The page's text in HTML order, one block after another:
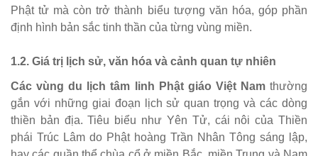
Phật tử mà còn trở thành biểu tượng văn hóa, góp phần
định hình bản sắc tinh thần của từng vùng miền.
1.2. Giá trị lịch sử, văn hóa và cảnh quan tự nhiên
Các vùng du lịch tâm linh Phật giáo Việt Namthường
gắn với những giai đoạn lịch sử quan trọng và các dòng
thiền bản địa. Tiêu biểu như Yên Tử, cái nôi của Thiền
phái Trúc Lâm do Phật hoàng Trần Nhân Tông sáng lập,